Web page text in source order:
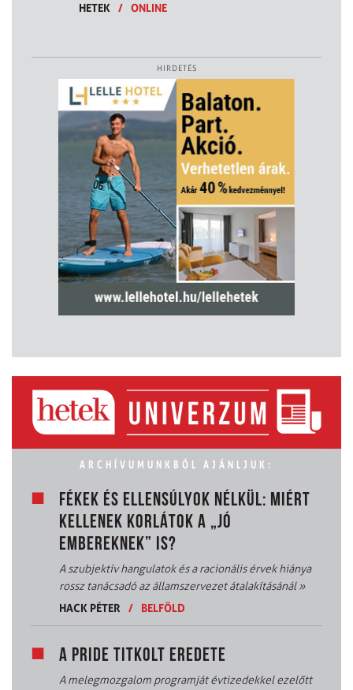
HETEK / ONLINE
HIRDETÉS
ARCHÍVUMUNKBÓL AJÁNLJUK:
FÉKEK ÉS ELLENSÚLYOK NÉLKÜL: MIÉRT
KELLENEK KORLÁTOK A „JÓ
EMBEREKNEK” IS?
A szubjektív hangulatok és a racionális érvek hiánya
rossz tanácsadó az államszervezet átalakításánál»
HACK PÉTER
/ BELFÖLD
A PRIDE TITKOLT EREDETE
A melegmozgalom programját évtizedekkel ezelőtt